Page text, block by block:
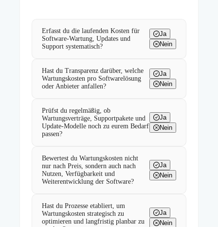
Erfasst du die laufenden Kosten für
Software-Wartung, Updates und
Support systematisch?
Ja
Nein
Hast du Transparenz darüber, welche
Wartungskosten pro Softwarelösung
oder Anbieter anfallen?
Ja
Nein
Prüfst du regelmäßig, ob
Wartungsverträge, Supportpakete und
Update-Modelle noch zu eurem Bedarf
passen?
Ja
Nein
Bewertest du Wartungskosten nicht
nur nach Preis, sondern auch nach
Nutzen, Verfügbarkeit und
Weiterentwicklung der Software?
Ja
Nein
Hast du Prozesse etabliert, um
Wartungskosten strategisch zu
optimieren und langfristig planbar zu
Ja
Nein